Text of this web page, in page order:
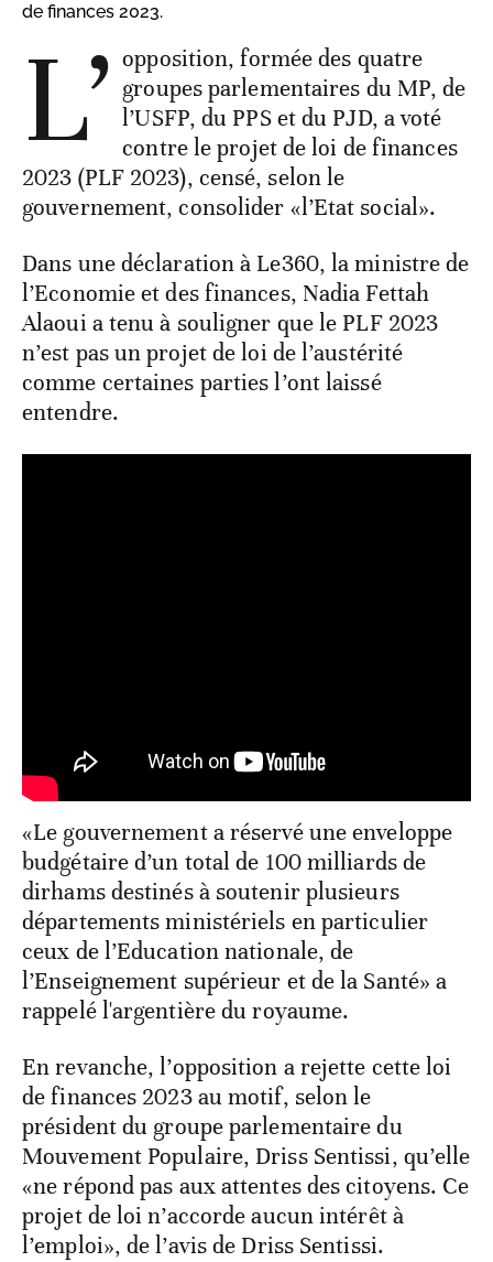
de finances 2023.
L’ opposition, formée des quatre
groupes parlementaires du MP, de
l’USFP, du PPS et du PJD, a voté
contre le projet de loi de finances
2023 (PLF 2023), censé, selon le
gouvernement, consolider «l’Etat social».
Dans une déclaration à Le360, la ministre de
l’Economie et des finances, Nadia Fettah
Alaoui a tenu à souligner que le PLF 2023
n’est pas un projet de loi de l’austérité
comme certaines parties l’ont laissé
entendre.
«Le gouvernement a réservé une enveloppe
budgétaire d’un total de 100 milliards de
dirhams destinés à soutenir plusieurs
départements ministériels en particulier
ceux de l’Education nationale, de
l’Enseignement supérieur et de la Santé» a
rappelé l'argentière du royaume.
En revanche, l’opposition a rejette cette loi
de finances 2023 au motif, selon le
président du groupe parlementaire du
Mouvement Populaire, Driss Sentissi, qu’elle
«ne répond pas aux attentes des citoyens. Ce
projet de loi n’accorde aucun intérêt à
l’emploi», de l’avis de Driss Sentissi.